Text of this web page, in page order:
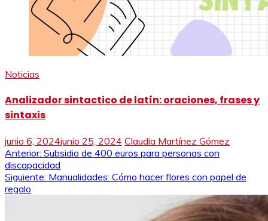
Noticias
Analizador sintactico de latín: oraciones, frases y
sintaxis
junio 6, 2024junio 25, 2024 Claudia Martínez Gómez
Navegación
de
entradas
Anterior: Subsidio de 400 euros para personas con
discapacidad
Siguiente: Manualidades: Cómo hacer flores con papel de
regalo